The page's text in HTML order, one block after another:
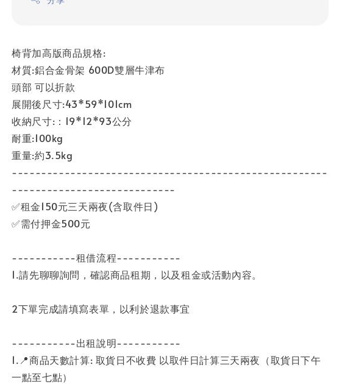
椅背加高版商品規格:
材質:鋁合金骨架 600D雙層牛津布
頭部 可以折款
展開後尺寸:43*59*101cm
收納尺寸:：19*12*93公分
耐重:100kg
重量:約3.5kg
------------------------------------------------------
----------------------------
✅租金150元三天兩夜(含取件日)
✅需付押金500元
-----------租借流程-----------
1.請先聊聊詢問，確認商品租期，以及租金或活動內容。
2下單完成請填寫表單，以利於退款事宜
-----------出租說明-----------
1.📍商品天數計算: 取貨日不收費 以取件日計算三天兩夜（取貨日下午
一點至七點）